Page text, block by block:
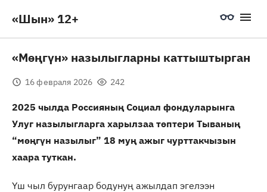
«Шын» 12+
«Мөңгүн» назылыгларны каттыштырган
16 февраля 2026 242
2025 чылда Россияның Социал фондуларынга
Улуг назылыгларга харылзаа төптери Тываның
“мөңгүн назылыг” 18 муң ажыг чурттакчызын
хаара туткан.
Үш чыл бурунгаар бодунуң ажылдап эгелээн